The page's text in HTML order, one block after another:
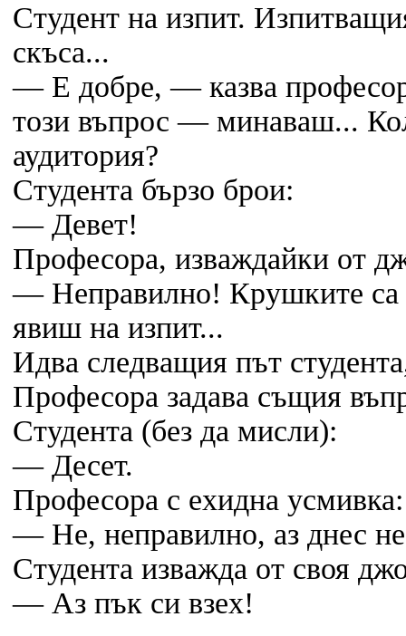
Студент на изпит.
скъса...
— Е добре, — казва
този въпрос — минаваш...
аудитория?
Студента бързо брои:
— Девет!
Професора, изваждайки от
— Неправилно! Крушките са
явиш на изпит...
Идва следващия път
Професора задава същия
Студента (без да мисли):
— Десет.
Професора с ехидна усмивка:
— Не, неправилно, аз днес
Студента изважда от своя
— Аз пък си взех!